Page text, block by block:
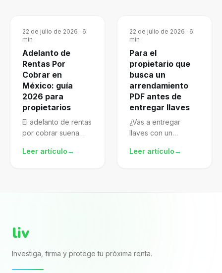
22 de julio de 2026 · 6
min
Adelanto de
Rentas Por
Cobrar en
México: guía
2026 para
propietarios
El adelanto de rentas
por cobrar suena
gestionado te
Leer artículo→
22 de julio de 2026 · 6
min
Para el
propietario que
busca un
arrendamiento
PDF antes de
entregar llaves
¿Vas a entregar
llaves con un
descargado de
Leer artículo→
liv
Investiga, firma y protege tu próxima renta.